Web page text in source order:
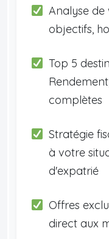
Analyse
objectifs,
Top 5
complètes
Stratégie
à votre
d'expatrié
Offres
direct aux